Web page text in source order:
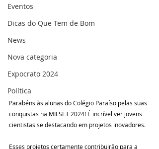
Eventos
Dicas do Que Tem de Bom
News
Nova categoria
Expocrato 2024
Política
Parabéns às alunas do Colégio Paraíso pelas suas
conquistas na MILSET 2024! É incrível ver jovens
cientistas se destacando em projetos inovadores.
Esses projetos certamente contribuirão para a